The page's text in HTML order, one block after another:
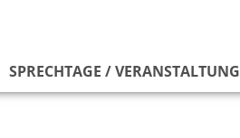
SPRECHTAGE /